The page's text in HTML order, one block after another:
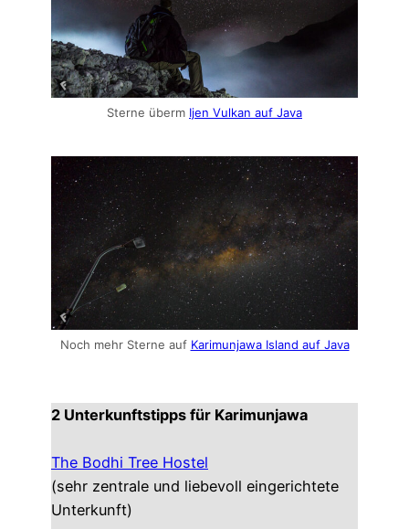
Sterne überm Ijen Vulkan auf Java
Noch mehr Sterne auf Karimunjawa Island auf Java
2 Unterkunftstipps für Karimunjawa
The Bodhi Tree Hostel
(sehr zentrale und liebevoll eingerichtete
Unterkunft)